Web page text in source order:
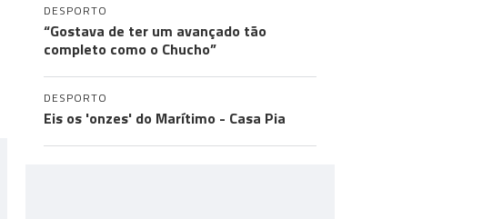
DESPORTO
“Gostava de ter um avançado tão
completo como o Chucho”
DESPORTO
Eis os 'onzes' do Marítimo - Casa Pia